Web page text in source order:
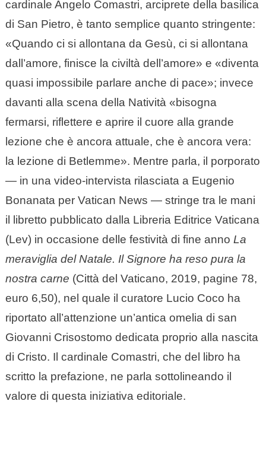
cardinale Angelo Comastri, arciprete della basilica
di San Pietro, è tanto semplice quanto stringente:
«Quando ci si allontana da Gesù, ci si allontana
dall’amore, finisce la civiltà dell’amore» e «diventa
quasi impossibile parlare anche di pace»; invece
davanti alla scena della Natività «bisogna
fermarsi, riflettere e aprire il cuore alla grande
lezione che è ancora attuale, che è ancora vera:
la lezione di Betlemme». Mentre parla, il porporato
— in una video-intervista rilasciata a Eugenio
Bonanata per Vatican News — stringe tra le mani
il libretto pubblicato dalla Libreria Editrice Vaticana
(Lev) in occasione delle festività di fine anno La
meraviglia del Natale. Il Signore ha reso pura la
nostra carne (Città del Vaticano, 2019, pagine 78,
euro 6,50), nel quale il curatore Lucio Coco ha
riportato all’attenzione un’antica omelia di san
Giovanni Crisostomo dedicata proprio alla nascita
di Cristo. Il cardinale Comastri, che del libro ha
scritto la prefazione, ne parla sottolineando il
valore di questa iniziativa editoriale.